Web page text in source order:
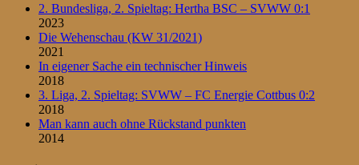
2. Bundesliga, 2. Spieltag: Hertha BSC – SVWW 0:1
2023
Die Wehenschau (KW 31/2021)
2021
In eigener Sache ein technischer Hinweis
2018
3. Liga, 2. Spieltag: SVWW – FC Energie Cottbus 0:2
2018
Man kann auch ohne Rückstand punkten
2014